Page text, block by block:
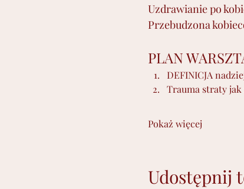
Uzdrawianie po
Przebudzona
PLAN
DEFINICJA
Trauma straty jak
Pokaż więcej
Udostępnij